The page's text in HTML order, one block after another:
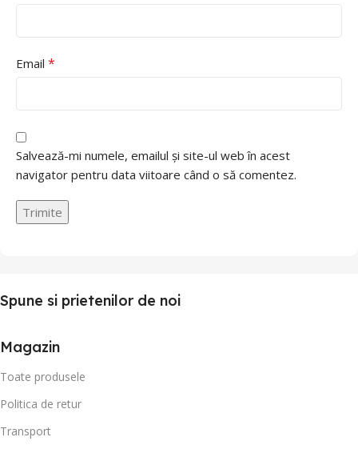
Email *
Salvează-mi numele, emailul și site-ul web în acest
navigator pentru data viitoare când o să comentez.
Spune si prietenilor de noi
Magazin
Toate produsele
Politica de retur
Transport